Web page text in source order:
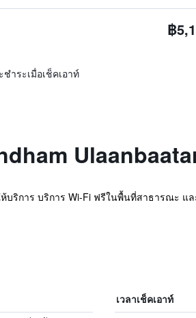
฿
ำระเมื่อเช็คเอาท์
บริการ บริการ Wi-Fi ฟรีในพื้นที่สาธารณะ
เวลาเช็คเอาท์